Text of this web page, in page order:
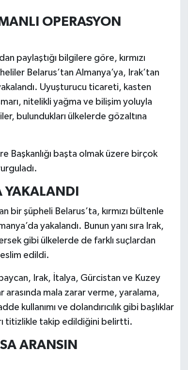
OPERASYON
paylaştığı bilgilere göre, kırmızı
Belarus’tan Almanya’ya, Irak’tan
Uyuşturucu ticareti, kasten
nitelikli yağma ve bilişim yoluyla
bulundukları ülkelerde gözaltına
Başkanlığı başta olmak üzere birçok
bir şüpheli Belarus’ta, kırmızı bültenle
yakalandı. Bunun yanı sıra Irak,
gibi ülkelerde de farklı suçlardan
edildi.
Irak, İtalya, Gürcistan ve Kuzey
arasında mala zarar verme, yaralama,
kullanımı ve dolandırıcılık gibi başlıklar
titizlikle takip edildiğini belirtti.
ARANSIN